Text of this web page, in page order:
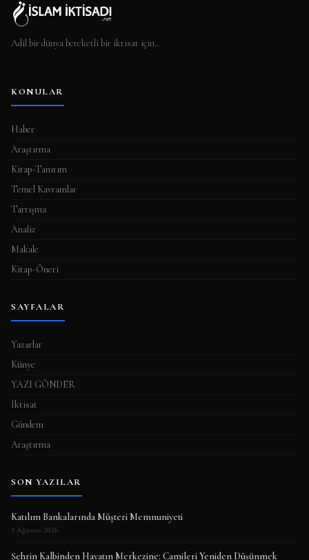
Adil bir dünya bereketli bir iktisat için…
KONULAR
Haber
Araştırma
Kitap-Tanıtım
Temel Kavramlar
Tartışma
Analiz
Makale
Kitap-Öneri
SAYFALAR
Yazarlar
Künye
YAZI GÖNDER
İktisat
Gündem
Araştırma
SON YAZILAR
Katılım Bankalarında Müşteri Memnuniyeti
3 Ağustos 2026
Şehrin Kalbinden Hayatın Merkezine: Camileri Yeniden Düşünmek